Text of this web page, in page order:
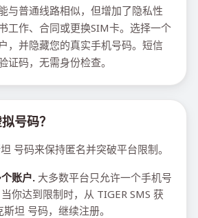
与普通线路相似，但增加了隐私性
工作、合同或更换SIM卡。选择一个
，并隐藏您的真实手机号码。短信
证码，无需身份检查。
号码？
号码来保持匿名并突破平台限制。
账户. 大多数平台只允许一个手机号
你达到限制时，从 TIGER SMS 获
坦 号码，继续注册。